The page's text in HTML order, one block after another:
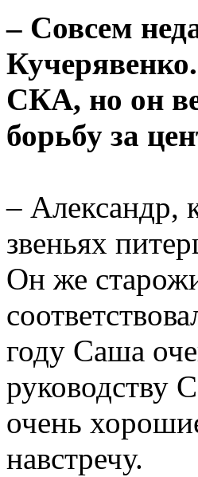
– Совсем
СКА, но он
борьбу за
– Александр,
звеньях
Он же
году Саша
руководству
очень
навстречу.